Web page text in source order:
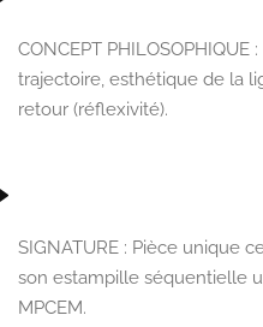
CONCEPT PHILOSOPHIQUE :
trajectoire, esthétique de la
retour (réflexivité).
SIGNATURE : Pièce unique
son estampille séquentielle
MPCEM.